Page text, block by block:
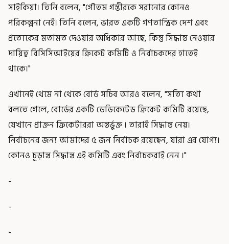
সাইকিয়া। তিনি বলেন, "গৌতম গম্ভীরকে সরানোর কোনও
পরিকল্পনা নেই। তিনি বলেন, ভারত একটি গণতান্ত্রিক দেশ এবং
প্রত্যেকের মতামত দেওয়ার অধিকার আছে, কিন্তু সিদ্ধান্ত নেওয়ার
দায়িত্ব বিসিসিআইয়ের ক্রিকেট কমিটি ও নির্বাচকদের হাতেই
থাকে।"
এখানেই থেমে না থেকে বোর্ড সচিব আরও বলেন, "সত্যি কথা
বলতে গেলে, বোর্ডের একটি ডেডিকেটেড ক্রিকেট কমিটি রয়েছে,
যেখানে প্রাক্তন ক্রিকেটাররা অন্তর্ভুক্ত । তারাই সিদ্ধান্ত নেয়।
নির্বাচনের জন্য আমাদের ৫ জন নির্বাচক রয়েছেন, যারা এর যোগ্য।
কোনও চূড়ান্ত সিদ্ধান্ত এই কমিটি এবং নির্বাচকরাই নেন ।"
-
-
-